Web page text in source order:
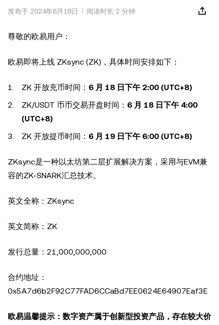
发布于 2024年6月18日 阅读时长 2 分钟
尊敬的欧易用户：
欧易即将上线 ZKsync (ZK)，具体时间安排如下：
ZK 开放充币时间： 6 月 18 日下午 2:00 (UTC+8)
ZK/USDT 币币交易开盘时间： 6 月 18 日下午 4:00
(UTC+8)
ZK 开放提币时间： 6 月 19 日下午 6:00 (UTC+8)
ZKsync是一种以太坊第二层扩展解决方案，采用与EVM兼
容的ZK-SNARK汇总技术。
英文全称：ZKsync
英文简称：ZK
发行总量：21,000,000,000
合约地址：
0x5A7d6b2F92C77FAD6CCaBd7EE0624E64907Eaf3E
欧易温馨提示：数字资产属于创新型投资产品，存在较大价